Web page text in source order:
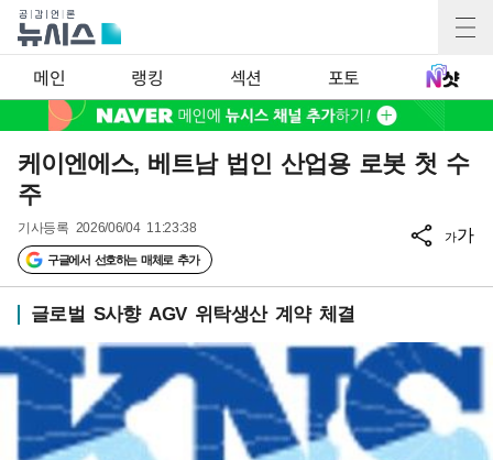
메인 랭킹 섹션 포토
케이엔에스, 베트남 법인 산업용 로봇 첫 수
주
기사등록 2026/06/04 11:23:38
구글에서 선호하는 매체로 추가
가가
글로벌 S사향 AGV 위탁생산 계약 체결